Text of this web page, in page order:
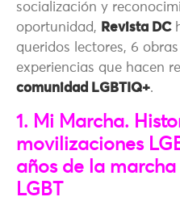
socialización y
oportunidad, Revista DC
queridos lectores, 6
experiencias que hacen
comunidad LGBTIQ+.
1. Mi Marcha.
movilizaciones
años de la
LGBT